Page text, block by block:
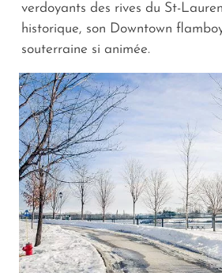
verdoyants des rives du St-
historique, son Downtown
souterraine si animée.